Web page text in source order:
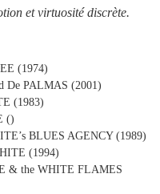
et virtuosité discrète.
(1974)
De PALMAS (2001)
(1983)
()
BLUES AGENCY (1989)
(1994)
& the WHITE FLAMES